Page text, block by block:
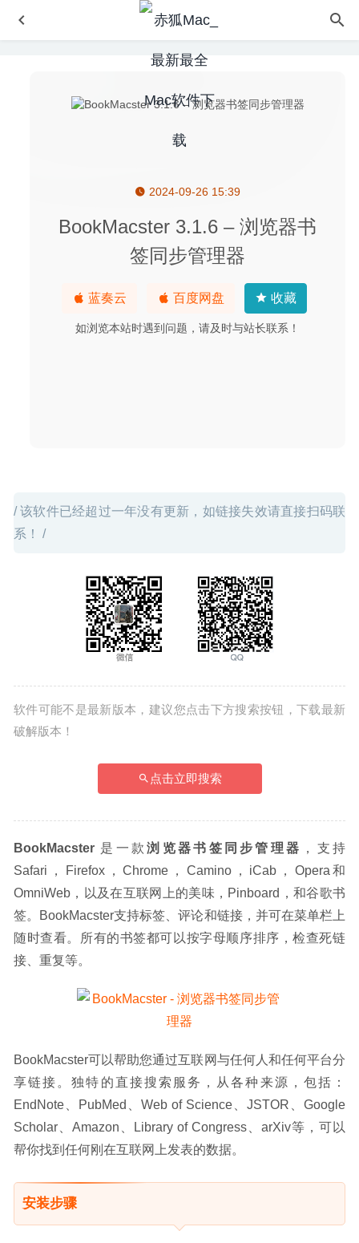
2024-09-26 15:39
BookMacster 3.1.6 – 浏览器书
签同步管理器
蓝奏云 百度网盘 收藏
如浏览本站时遇到问题，请及时与站长联系！
/ 该软件已经超过一年没有更新，如链接失效请直接扫码联
系！ /
软件可能不是最新版本，建议您点击下方搜索按钮，下载最新
破解版本！
点击立即搜索
BookMacster 是一款浏览器书签同步管理器 ，支持
Safari，Firefox，Chrome，Camino，iCab，Opera和
OmniWeb，以及在互联网上的美味，Pinboard，和谷歌书
签。BookMacster支持标签、评论和链接，并可在菜单栏上
随时查看。所有的书签都可以按字母顺序排序，检查死链
接、重复等。
BookMacster可以帮助您通过互联网与任何人和任何平台分
享链接。独特的直接搜索服务，从各种来源，包括：
EndNote、PubMed、Web of Science、JSTOR、Google
Scholar、Amazon、Library of Congress、arXiv等，可以
帮你找到任何刚在互联网上发表的数据。
安装步骤
WiFi Explorer Pro 3.10.2 中文版 – 强大的WiFi资源管理器
DayRate 5.7 中文版 – 世界货币汇率转换工具 2023-03-04
Soulver 3.4.5 – 在文本中计算的多功能计算器
PDF Search 10.1 – 超强的PDF搜索检索工具 2020-08-10
Adobe Photoshop 2020 21.2.2 中文版-最优秀的图片处理
2020-08-17